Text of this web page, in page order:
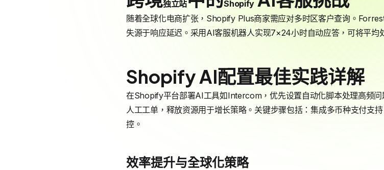
独立站 Shopify
随着全球化电商扩张，Shopify Plus商家需应对多时区客户查询。
失源于响应延迟。采用AI客服机器人实现7×24小时自动应答，可将平均
Shopify AI配置最佳实践详解
在Shopify平台部署AI工具如Intercom，优先设置自动化脚本处理高频
人工工单，释放资源用于增长策略。关键步骤包括：集成多币种支付支
控。
效率提升与全球化策略